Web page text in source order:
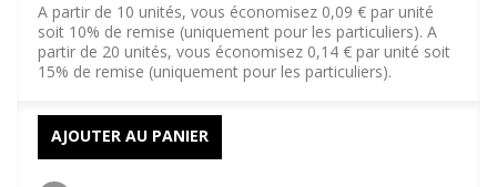
A partir de 10 unités, vous économisez 0,09 € par unité
soit 10% de remise (uniquement pour les particuliers). A
partir de 20 unités, vous économisez 0,14 € par unité soit
15% de remise (uniquement pour les particuliers).
AJOUTER AU PANIER